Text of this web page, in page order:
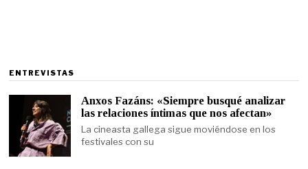
ENTREVISTAS
Anxos Fazáns: «Siempre busqué analizar
las relaciones íntimas que nos afectan»
La cineasta gallega sigue moviéndose en los
festivales con su